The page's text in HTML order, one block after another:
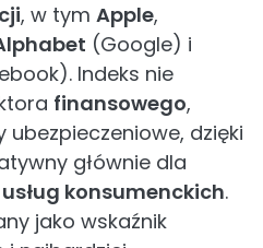
, w tym Apple,
(Google) i
Indeks nie
finansowego,
dzięki
głównie dla
usług konsumenckich.
jako wskaźnik